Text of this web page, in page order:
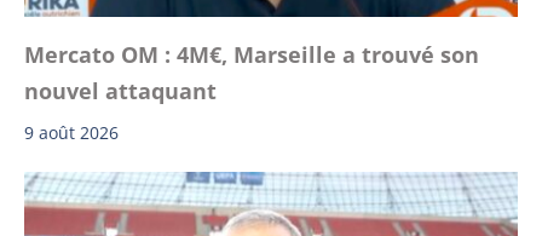
Mercato OM : 4M€, Marseille a trouvé son
nouvel attaquant
9 août 2026